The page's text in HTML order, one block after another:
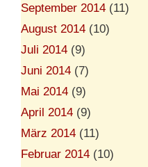
September 2014 (11)
August 2014 (10)
Juli 2014 (9)
Juni 2014 (7)
Mai 2014 (9)
April 2014 (9)
März 2014 (11)
Februar 2014 (10)